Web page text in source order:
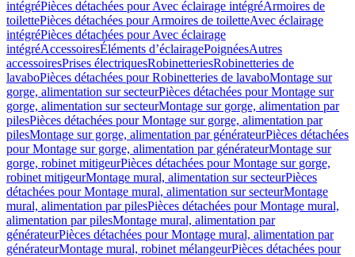
intégréPièces détachées pour Avec éclairage intégréArmoires de
toilettePièces détachées pour Armoires de toiletteAvec éclairage
intégréPièces détachées pour Avec éclairage
intégréAccessoiresÉléments d’éclairagePoignéesAutres
accessoiresPrises électriquesRobinetteriesRobinetteries de
lavaboPièces détachées pour Robinetteries de lavaboMontage sur
gorge, alimentation sur secteurPièces détachées pour Montage sur
gorge, alimentation sur secteurMontage sur gorge, alimentation par
pilesPièces détachées pour Montage sur gorge, alimentation par
pilesMontage sur gorge, alimentation par générateurPièces détachées
pour Montage sur gorge, alimentation par générateurMontage sur
gorge, robinet mitigeurPièces détachées pour Montage sur gorge,
robinet mitigeurMontage mural, alimentation sur secteurPièces
détachées pour Montage mural, alimentation sur secteurMontage
mural, alimentation par pilesPièces détachées pour Montage mural,
alimentation par pilesMontage mural, alimentation par
générateurPièces détachées pour Montage mural, alimentation par
générateurMontage mural, robinet mélangeurPièces détachées pour